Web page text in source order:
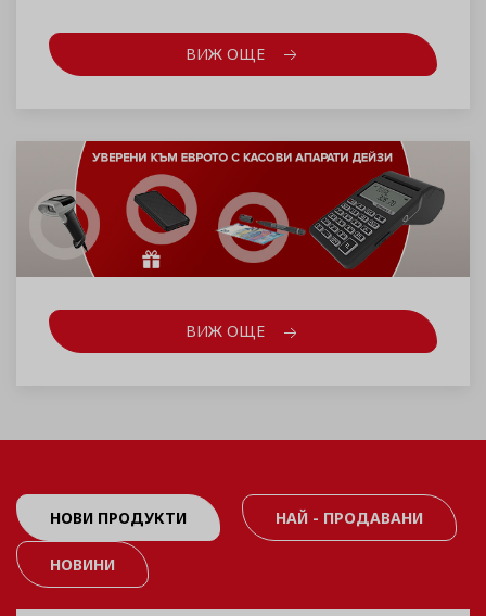
ВИЖ ОЩЕ
ВИЖ ОЩЕ
НОВИ ПРОДУКТИ НАЙ - ПРОДАВАНИ
НОВИНИ